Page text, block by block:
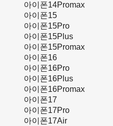
아이폰14Promax
아이폰15
아이폰15Pro
아이폰15Plus
아이폰15Promax
아이폰16
아이폰16Pro
아이폰16Plus
아이폰16Promax
아이폰17
아이폰17Pro
아이폰17Air